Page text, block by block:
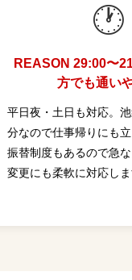
🕐
REASON 29:00〜
方でも通い
平日夜・土日も対応。
分なので仕事帰りにも立
振替制度もあるので急
変更にも柔軟に対応しま